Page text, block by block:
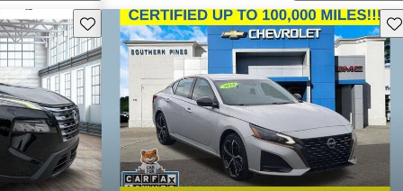
Guarda este Aviso